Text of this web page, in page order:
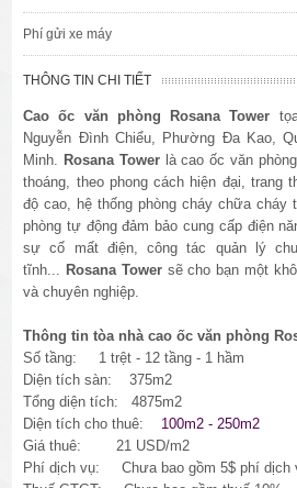
Phí gửi xe máy
THÔNG TIN CHI TIẾT
Cao ốc văn phòng Rosana Tower
Nguyễn Đình Chiểu, Phường Đa Kao,
Minh
Rosana Towerlà cao ốc văn
thoáng, theo phong cách hiện đại, trang
độ cao, hệ thống phòng cháy chữa cháy
phòng tự động đảm bảo cung cấp điện
sự cố mất điện, công tác quản lý
tĩnh... Rosana Towersẽ cho bạn một
và chuyên nghiệp.
Thông tin tòa nhà cao ốc văn phòng
Số tầng: 1 trệt - 12 tầng - 1 hầm
Diện tích sàn: 375m2
Tổng diện tích: 4875m2
Diện tích cho thuê: 100m2 - 250m2
Giá thuê: 21 USD/m2
Phí dịch vụ: Chưa bao gồm 5$ phí dịch